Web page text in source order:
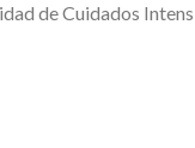
de Cuidados